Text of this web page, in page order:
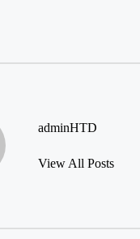
adminHTD
View All Posts